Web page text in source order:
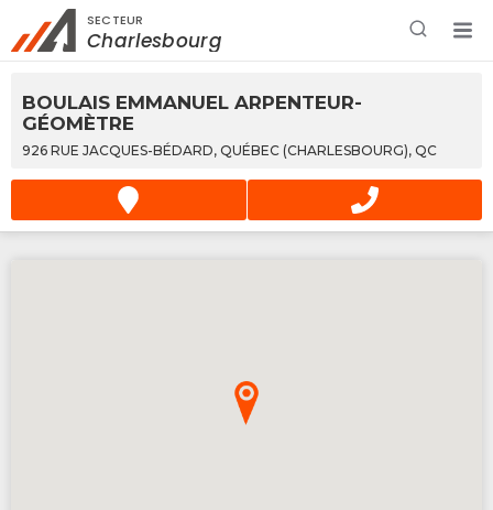
Rechercher à proximité - Entreprise / Rabais /
Services
SECTEUR
Charlesbourg
BOULAIS EMMANUEL ARPENTEUR-
GÉOMÈTRE
926 RUE JACQUES-BÉDARD, QUÉBEC (CHARLESBOURG), QC